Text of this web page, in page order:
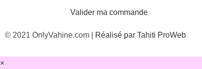
Valider ma commande
© 2021 OnlyVahine.com | Réalisé par Tahiti ProWeb
×